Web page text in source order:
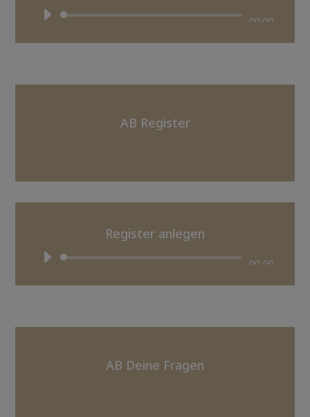
Audio-
Player
00:00
AB Register
Register anlegen
Audio-
Player
00:00
AB Deine Fragen